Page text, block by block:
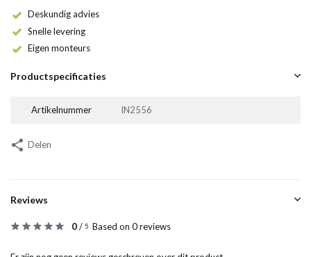
Deskundig advies
Snelle levering
Eigen monteurs
Productspecificaties
Artikelnummer IN2556
Delen
Reviews
0/ 5 Based on 0 reviews